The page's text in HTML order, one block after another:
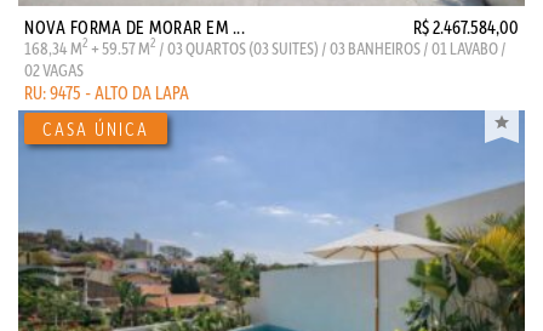
NOVA FORMA DE MORAR EM ... R$ 2.467.584,00
168,34 M2 + 59.57 M2 / 03 QUARTOS (03 SUITES) / 03 BANHEIROS / 01 LAVABO /
02 VAGAS
RU: 9475 - ALTO DA LAPA